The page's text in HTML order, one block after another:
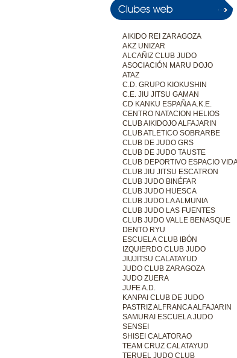
AIKIDO REI ZARAGOZA
AKZ UNIZAR
ALCAÑIZ CLUB JUDO
ASOCIACIÓN MARU DOJO
ATAZ
C.D. GRUPO KIOKUSHIN
C.E. JIU JITSU GAMAN
CD KANKU ESPAÑA A.K.E.
CENTRO NATACION HELIOS
CLUB AIKIDOJO ALFAJARIN
CLUB ATLETICO SOBRARBE
CLUB DE JUDO GRS
CLUB DE JUDO TAUSTE
CLUB DEPORTIVO ESPACIO
CLUB JIU JITSU ESCATRON
CLUB JUDO BINÉFAR
CLUB JUDO HUESCA
CLUB JUDO LA ALMUNIA
CLUB JUDO LAS FUENTES
CLUB JUDO VALLE BENASQUE
DENTO RYU
ESCUELA CLUB IBÓN
IZQUIERDO CLUB JUDO
JIUJITSU CALATAYUD
JUDO CLUB ZARAGOZA
JUDO ZUERA
JUFE A.D.
KANPAI CLUB DE JUDO
PASTRIZ ALFRANCA ALFAJARIN
SAMURAI ESCUELA JUDO
SENSEI
SHISEI CALATORAO
TEAM CRUZ CALATAYUD
TERUEL JUDO CLUB